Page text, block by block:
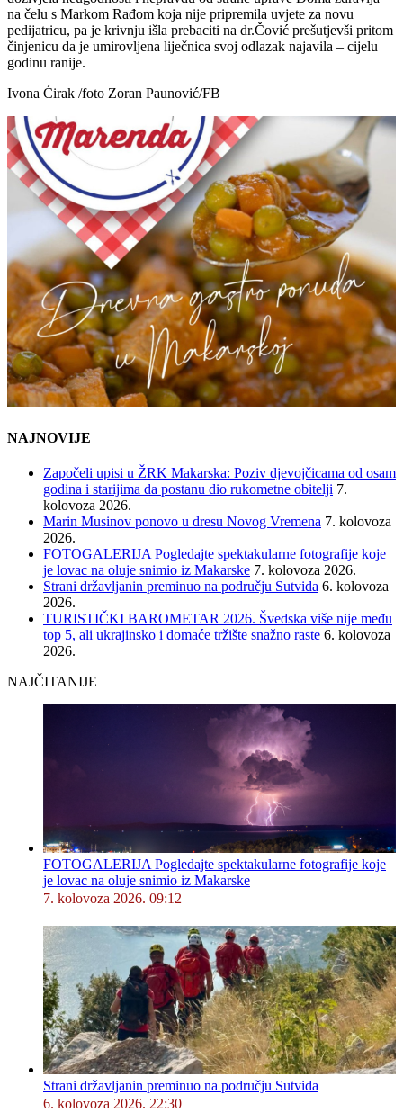
na čelu s Markom Rađom koja nije pripremila uvjete za novu
pedijatricu, pa je krivnju išla prebaciti na dr.Čović prešutjevši pritom
činjenicu da je umirovljena liječnica svoj odlazak najavila – cijelu
godinu ranije.
Ivona Ćirak /foto Zoran Paunović/FB
NAJNOVIJE
Započeli upisi u ŽRK Makarska: Poziv djevojčicama od osam
godina i starijima da postanu dio rukometne obitelji 7.
kolovoza 2026.
Marin Musinov ponovo u dresu Novog Vremena 7. kolovoza
2026.
FOTOGALERIJA Pogledajte spektakularne fotografije koje
je lovac na oluje snimio iz Makarske 7. kolovoza 2026.
Strani državljanin preminuo na području Sutvida 6. kolovoza
2026.
TURISTIČKI BAROMETAR 2026. Švedska više nije među
top 5, ali ukrajinsko i domaće tržište snažno raste 6. kolovoza
2026.
NAJČITANIJE
FOTOGALERIJA Pogledajte spektakularne fotografije koje
je lovac na oluje snimio iz Makarske
7. kolovoza 2026. 09:12
Strani državljanin preminuo na području Sutvida
6. kolovoza 2026. 22:30